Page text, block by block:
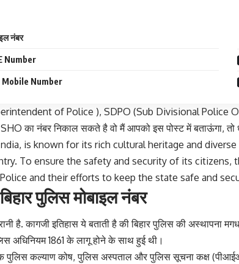
नंबर
Number
Number
of Police ), SDPO (Sub Divisional Police
का नंबर निकाल सकते है वो मैं आपको इस पोस्ट में बताऊंगा, तो
is known for its rich cultural heritage and
To ensure the safety and security of its
and their efforts to keep the state safe and
पुलिस मोबाइल नंबर
है. कागजी इतिहास ये बताती है की बिहार पुलिस की अस्थापना
अधिनियम 1861 के लागू होने के साथ हुई थी।
पुलिस कल्याण कोष, पुलिस अस्पताल और पुलिस सूचना कक्ष